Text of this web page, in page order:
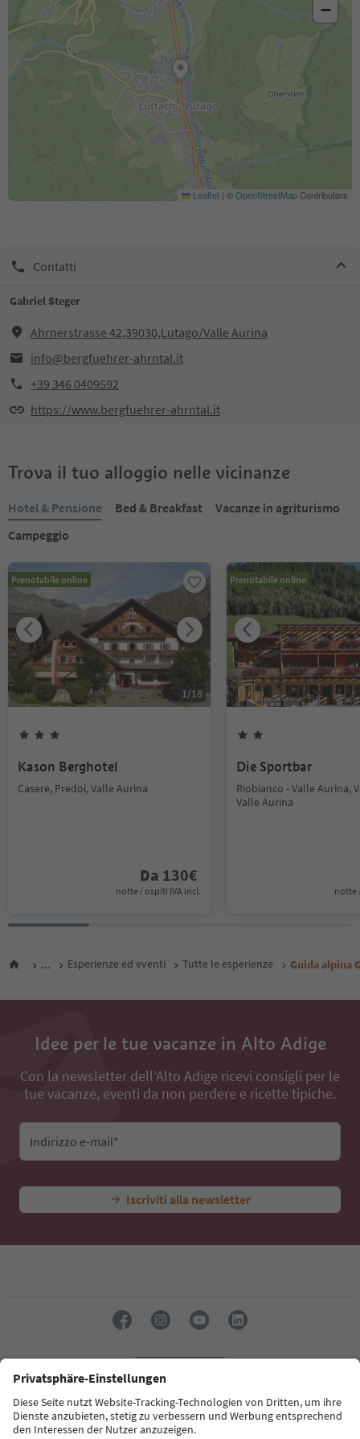
−
Leaflet | ©OpenStreetMapContributors
Contatti
Gabriel Steger
Ahrnerstrasse 42,39030,Lutago/Valle Aurina
info@bergfuehrer-ahrntal.it
+39 346 0409592
https://www.bergfuehrer-ahrntal.it
Trova il tuo alloggio nelle vicinanze
Hotel & Pensione Bed & Breakfast
Vacanze in agriturismo
Campeggio
Prenotabile online
1/18
Kason Berghotel
Casere, Predoi, Valle Aurina
Da 130€
notte / ospiti IVA incl.
Prenotabile online
Die Sportbar
Riobianco - Valle Aurina,
Valle Aurina
notte
... Esperienze ed eventi Tutte le esperienze Guida alpina
Idee per le tue vacanze in Alto Adige
Con la newsletter dell’Alto Adige ricevi consigli per le
tue vacanze, eventi da non perdere e ricette tipiche.
Indirizzo e-mail*
Iscriviti alla newsletter
Südtirol Guide App